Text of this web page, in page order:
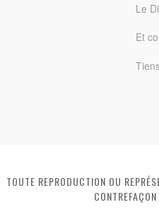
Le
Et
TOUTE REPRODUCTION OU